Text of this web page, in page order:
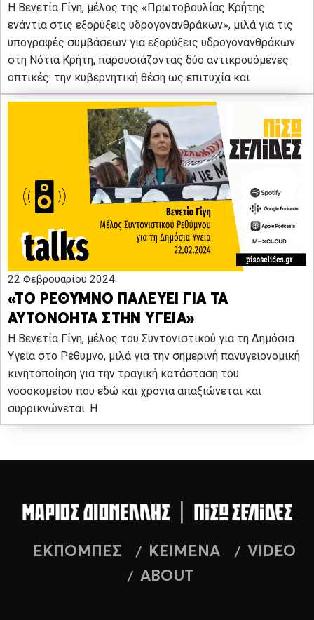
Η Βενετία Γίγη, μέλος της «Πρωτοβουλίας Κρήτης
ενάντια στις εξορύξεις υδρογονανθράκων», μιλά για τις
υπογραφές συμβάσεων για εξορύξεις υδρογονανθράκων
στη Νότια Κρήτη, παρουσιάζοντας δύο αντικρουόμενες
οπτικές: την κυβερνητική θέση ως επιτυχία και
22 Φεβρουαρίου 2024
«ΤΟ ΡΕΘΥΜΝΟ ΠΑΛΕΥΕΙ ΓΙΑ ΤΑ
ΑΥΤΟΝΟΗΤΑ ΣΤΗΝ ΥΓΕΙΑ»
Η Βενετία Γίγη, μέλος του Συντονιστικού για τη Δημόσια
Υγεία στο Ρέθυμνο, μιλά για την σημερινή πανυγειονομική
κινητοποίηση για την τραγική κατάσταση του
νοσοκομείου που εδώ και χρόνια απαξιώνεται και
συρρικνώνεται. Η
ΕΚΠΟΜΠΕΣ ΚΕΙΜΕΝΑ
VIDEO
ABOUT